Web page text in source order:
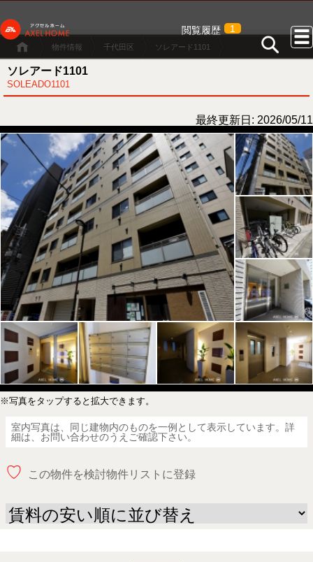
閲覧履歴 1
物件情報 千代田区 ソレアード1101
ソレアード1101
SOLEADO1101
最終更新日: 2026/05/11
※写真をタップすると拡大できます。
室内写真は、同じ建物内のものを一例として表示しています。詳
細は、お問い合わせのうえご確認下さい。
♡ この物件を検討物件リストに登録